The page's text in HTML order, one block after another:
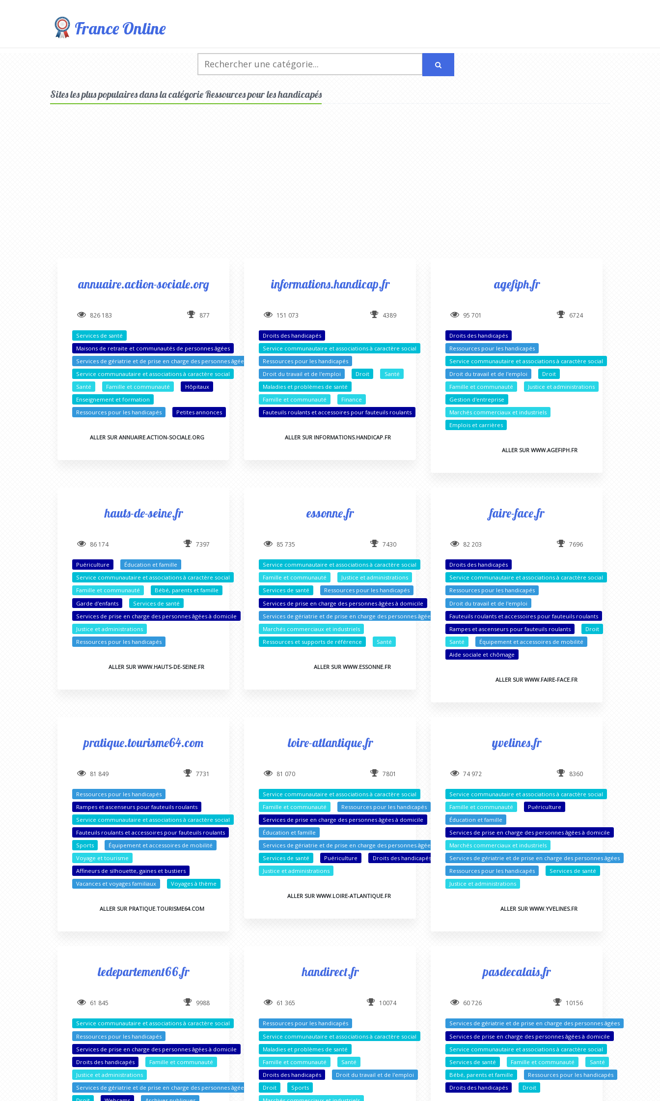
France Online
Sites les plus populaires dans la catégorie Ressources pour les handicapés
annuaire.action-sociale.org
826 183 877
Services de santé
Maisons de retraite et communautés de personnes âgées
Services de gériatrie et de prise en charge des personnes âgées
Service communautaire et associations à caractère social
Santé
Famille et communauté
Hôpitaux
Enseignement et formation
Ressources pour les handicapés
Petites annonces
ALLER SUR ANNUAIRE.ACTION-SOCIALE.ORG
informations.handicap.fr
151 073 4389
Droits des handicapés
Service communautaire et associations à caractère social
Ressources pour les handicapés
Droit du travail et de l'emploi
Droit
Santé
Maladies et problèmes de santé
Famille et communauté
Finance
Fauteuils roulants et accessoires pour fauteuils roulants
ALLER SUR INFORMATIONS.HANDICAP.FR
agefiph.fr
95 701 6724
Droits des handicapés
Ressources pour les handicapés
Service communautaire et associations à caractère social
Droit du travail et de l'emploi
Droit
Famille et communauté
Justice et administrations
Gestion d'entreprise
Marchés commerciaux et industriels
Emplois et carrières
ALLER SUR WWW.AGEFIPH.FR
hauts-de-seine.fr
86 174 7397
Puériculture
Éducation et famille
Service communautaire et associations à caractère social
Famille et communauté
Bébé, parents et famille
Garde d'enfants
Services de santé
Services de prise en charge des personnes âgées à domicile
Justice et administrations
Ressources pour les handicapés
ALLER SUR WWW.HAUTS-DE-SEINE.FR
essonne.fr
85 735 7430
Service communautaire et associations à caractère social
Famille et communauté
Justice et administrations
Services de santé
Ressources pour les handicapés
Services de prise en charge des personnes âgées à domicile
Services de gériatrie et de prise en charge des personnes âgées
Marchés commerciaux et industriels
Ressources et supports de référence
Santé
ALLER SUR WWW.ESSONNE.FR
faire-face.fr
82 203 7696
Droits des handicapés
Service communautaire et associations à caractère social
Ressources pour les handicapés
Droit du travail et de l'emploi
Fauteuils roulants et accessoires pour fauteuils roulants
Rampes et ascenseurs pour fauteuils roulants
Droit
Santé
Équipement et accessoires de mobilité
Aide sociale et chômage
ALLER SUR WWW.FAIRE-FACE.FR
pratique.tourisme64.com
81 849 7731
Ressources pour les handicapés
Rampes et ascenseurs pour fauteuils roulants
Service communautaire et associations à caractère social
Fauteuils roulants et accessoires pour fauteuils roulants
Sports
Équipement et accessoires de mobilité
Voyage et tourisme
Affineurs de silhouette, gaines et bustiers
Vacances et voyages familiaux
Voyages à thème
ALLER SUR PRATIQUE.TOURISME64.COM
loire-atlantique.fr
81 070 7801
Service communautaire et associations à caractère social
Famille et communauté
Ressources pour les handicapés
Services de prise en charge des personnes âgées à domicile
Éducation et famille
Services de gériatrie et de prise en charge des personnes âgées
Services de santé
Puériculture
Droits des handicapés
Justice et administrations
ALLER SUR WWW.LOIRE-ATLANTIQUE.FR
yvelines.fr
74 972 8360
Service communautaire et associations à caractère social
Famille et communauté
Puériculture
Éducation et famille
Services de prise en charge des personnes âgées à domicile
Marchés commerciaux et industriels
Services de gériatrie et de prise en charge des personnes âgées
Ressources pour les handicapés
Services de santé
Justice et administrations
ALLER SUR WWW.YVELINES.FR
ledepartement66.fr
61 845 9988
Service communautaire et associations à caractère social
Ressources pour les handicapés
Services de prise en charge des personnes âgées à domicile
Droits des handicapés
Famille et communauté
Justice et administrations
Services de gériatrie et de prise en charge des personnes âgées
handirect.fr
61 365 10074
Ressources pour les handicapés
Service communautaire et associations à caractère social
Maladies et problèmes de santé
Famille et communauté
Santé
Droits des handicapés
Droit du travail et de l'emploi
Droit
Sports
pasdecalais.fr
60 726 10156
Services de gériatrie et de prise en charge des personnes âgées
Services de prise en charge des personnes âgées à domicile
Service communautaire et associations à caractère social
Services de santé
Famille et communauté
Santé
Bébé, parents et famille
Ressources pour les handicapés
Droits des handicapés
Droit